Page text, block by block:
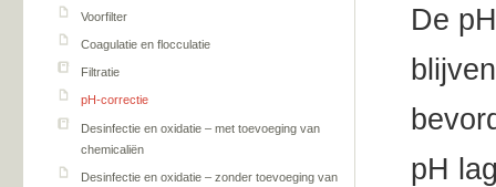
Voorfilter
Coagulatie en flocculatie
Filtratie
pH-correctie
Desinfectie en oxidatie – met toevoeging van
chemicaliën
Desinfectie en oxidatie – zonder toevoeging van
De
pH